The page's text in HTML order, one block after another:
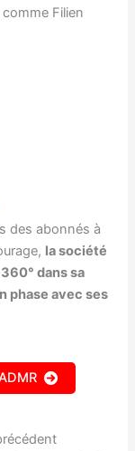
Filien
des abonnés à
la société
dans sa
phase avec ses